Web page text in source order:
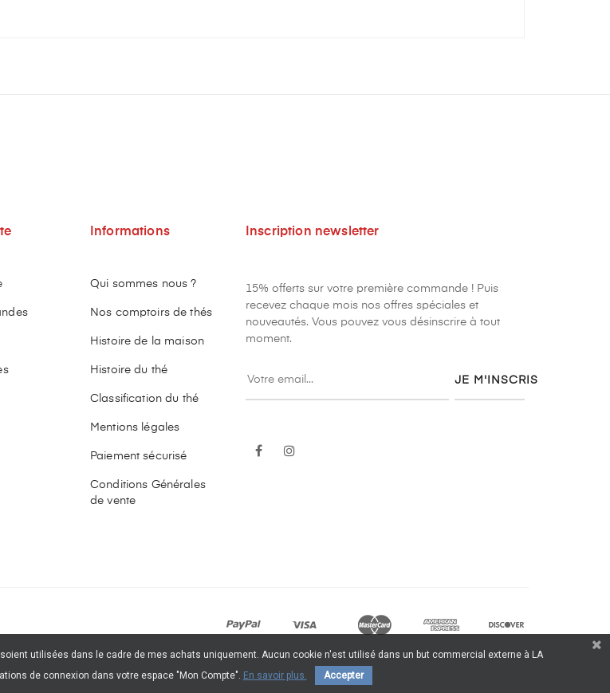
Informations
Qui sommes nous ?
Nos comptoirs de thés
Histoire de la maison
Histoire du thé
Classification du thé
Mentions légales
Paiement sécurisé
Conditions Générales
de vente
Inscription newsletter
15% offerts sur votre première commande ! Puis
recevez chaque mois nos offres spéciales et
nouveautés. Vous pouvez vous désinscrire à tout
moment.
JE M'INSCRIS
Facebook
utilisées dans le cadre de mes achats uniquement. Aucun cookie n'est utilisé dans un but commercial externe à LA
de connexion dans votre espace "Mon Compte". En savoir plus. Accepter